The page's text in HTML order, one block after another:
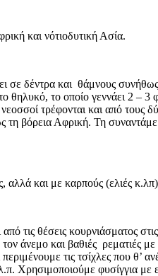
και νότιοδυτική Ασία.
σε δέντρα και θάμνους
θηλυκό, το οποίο γεννάει 2 –
τρέφονται και από τους
βόρεια Αφρική. Τη
και με καρπούς (ελιές
τις θέσεις κουρνιάσματος
τον άνεμο και βαθιές
τις τσίχλες που θ’
Χρησιμοποιούμε φυσίγγια